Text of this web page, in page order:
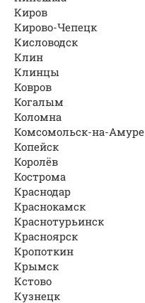
Киров
Кирово-Чепецк
Кисловодск
Клин
Клинцы
Ковров
Когалым
Коломна
Комсомольск-на-Амуре
Копейск
Королёв
Кострома
Краснодар
Краснокамск
Краснотурьинск
Красноярск
Кропоткин
Крымск
Кстово
Кузнецк